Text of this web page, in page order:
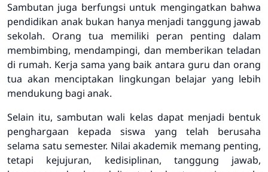
Sambutan juga berfungsi untuk mengingatkan bahwa
pendidikan anak bukan hanya menjadi tanggung jawab
sekolah. Orang tua memiliki peran penting dalam
membimbing, mendampingi, dan memberikan teladan
di rumah. Kerja sama yang baik antara guru dan orang
tua akan menciptakan lingkungan belajar yang lebih
mendukung bagi anak.
Selain itu, sambutan wali kelas dapat menjadi bentuk
penghargaan kepada siswa yang telah berusaha
selama satu semester. Nilai akademik memang penting,
tetapi kejujuran, kedisiplinan, tanggung jawab,